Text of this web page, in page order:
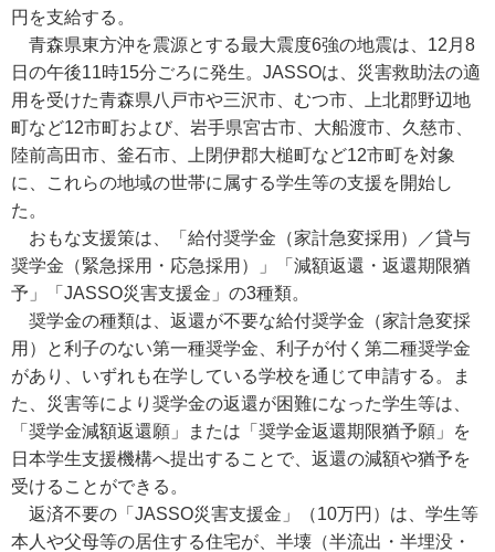
円を支給する。
青森県東方沖を震源とする最大震度6強の地震は、12月8
日の午後11時15分ごろに発生。JASSOは、災害救助法の適
用を受けた青森県八戸市や三沢市、むつ市、上北郡野辺地
町など12市町および、岩手県宮古市、大船渡市、久慈市、
陸前高田市、釜石市、上閉伊郡大槌町など12市町を対象
に、これらの地域の世帯に属する学生等の支援を開始し
た。
おもな支援策は、「給付奨学金（家計急変採用）／貸与
奨学金（緊急採用・応急採用）」「減額返還・返還期限猶
予」「JASSO災害支援金」の3種類。
奨学金の種類は、返還が不要な給付奨学金（家計急変採
用）と利子のない第一種奨学金、利子が付く第二種奨学金
があり、いずれも在学している学校を通じて申請する。ま
た、災害等により奨学金の返還が困難になった学生等は、
「奨学金減額返還願」または「奨学金返還期限猶予願」を
日本学生支援機構へ提出することで、返還の減額や猶予を
受けることができる。
返済不要の「JASSO災害支援金」（10万円）は、学生等
本人や父母等の居住する住宅が、半壊（半流出・半埋没・